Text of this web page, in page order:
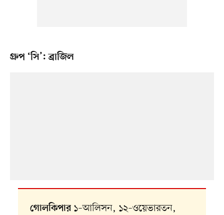
গ্রুপ ‘সি’: ব্রাজিল
গোলকিপার১–আলিসন, ১২–ওয়েভারতন,